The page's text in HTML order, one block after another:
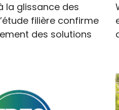
la glissance des
filière confirme
des solutions